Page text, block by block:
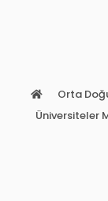
Orta
Üniversiteler